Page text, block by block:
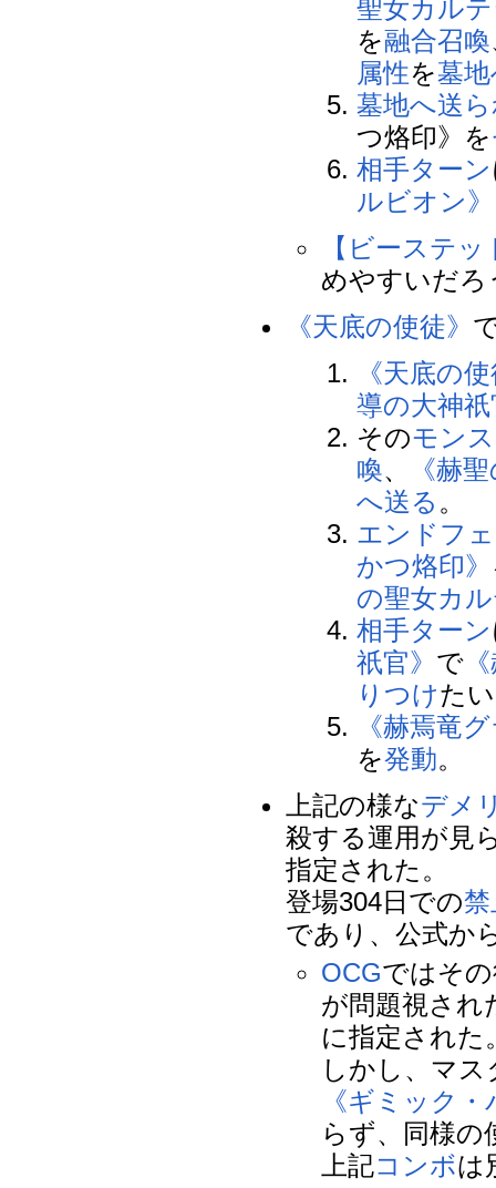
聖女カル
を融合召喚
属性を墓
墓地へ送
つ烙印》を
相手ターン
ルビオン》
【ビーステッ
めやすいだろ
《天底の使徒》
《天底の
導の大神
そのモン
喚、
《赫
へ送る 。
エンドフ
かつ烙印》
の聖女カ
相手ターン
祇官》 で
りつけたい
《赫焉竜
を発動。
上記の様なデメ
殺する運用が見
指定された。
登場304日での
であり、公式か
OCGではそ
が問題視され
に指定された
しかし、マ
《ギミック
らず、同様の
上記コンボは